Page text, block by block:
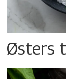
Østers